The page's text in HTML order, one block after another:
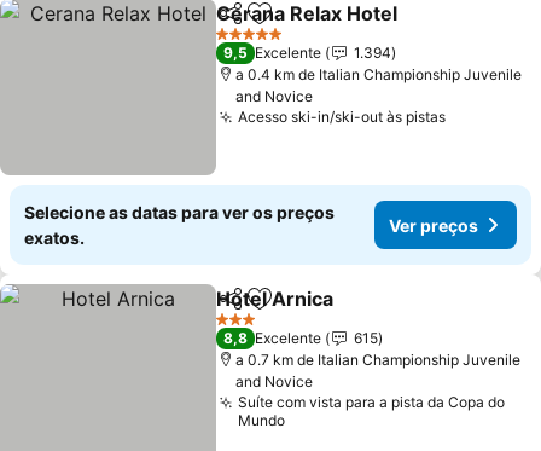
PartilharAdicionar aos favoritos
Cerana Relax Hotel
5 Estrelas
9,5 Excelente
1.394
a 0.4 km de Italian Championship Juvenile
and Novice
Acesso ski-in/ski-out às pistas
Selecione as datas para ver os preços
exatos.
Ver preços
PartilharAdicionar aos favoritos
Hotel Arnica
3 Estrelas
8,8 Excelente
615
a 0.7 km de Italian Championship Juvenile
and Novice
Suíte com vista para a pista da Copa do
Mundo